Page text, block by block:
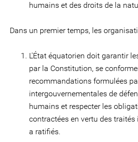
humains et des droits de la
Dans un premier temps, les
L'État équatorien doit garantir
par la Constitution, se
recommandations formulées
intergouvernementales de
humains et respecter les
contractées en vertu des
a ratifiés.